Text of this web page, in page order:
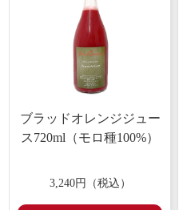
ブラッドオレンジジュー
ス720ml （モロ種100%）
3,240円（税込）